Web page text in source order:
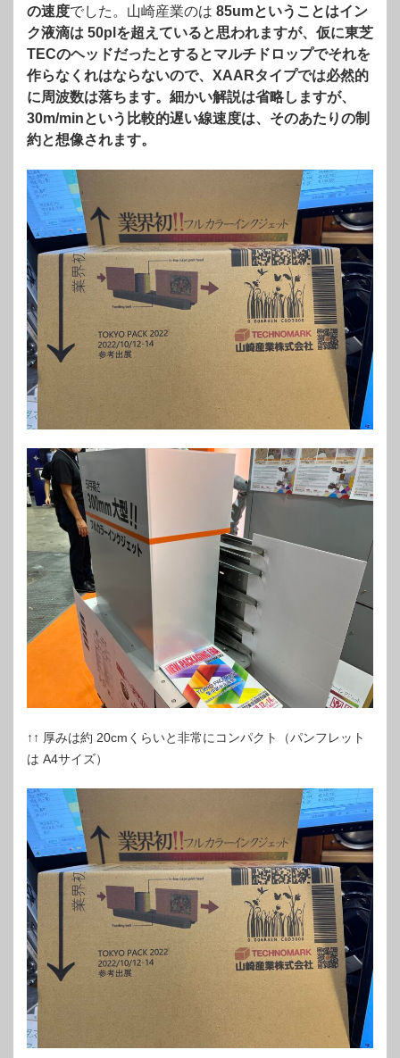
の速度でした。山崎産業のは 85umということはイン
ク液滴は 50plを超えていると思われますが、仮に東芝
TECのヘッドだったとするとマルチドロップでそれを
作らなくれはならないので、XAARタイプでは必然的
に周波数は落ちます。細かい解説は省略しますが、
30m/minという比較的遅い線速度は、そのあたりの制
約と想像されます。
↑↑ 厚みは約 20cmくらいと非常にコンパクト（パンフレット
は A4サイズ）